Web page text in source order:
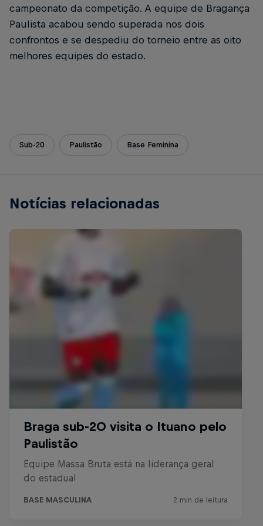
campeonato da competição. A equipe de Bragança
Paulista acabou sendo superada nos dois
confrontos e se despediu do torneio entre as oito
melhores equipes do estado.
Sub-20 Paulistão Base Feminina
Notícias relacionadas